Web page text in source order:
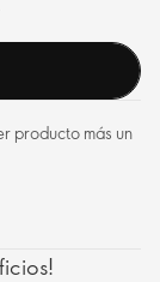
producto más un